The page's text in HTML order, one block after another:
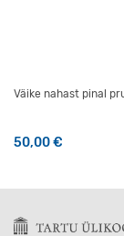
Väike nahast pinal
50,00€